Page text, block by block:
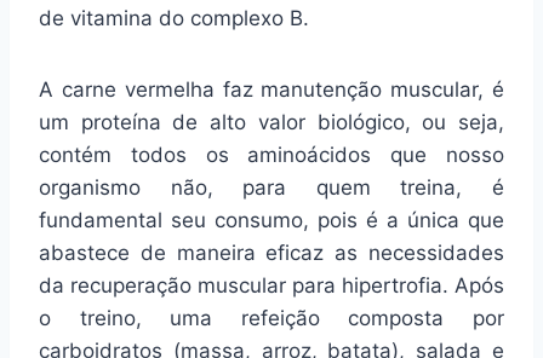
de vitamina do complexo B.
A carne vermelha faz manutenção muscular, é
um proteína de alto valor biológico, ou seja,
contém todos os aminoácidos que nosso
organismo não, para quem treina, é
fundamental seu consumo, pois é a única que
abastece de maneira eficaz as necessidades
da recuperação muscular para hipertrofia. Após
o treino, uma refeição composta por
carboidratos (massa, arroz, batata), salada e